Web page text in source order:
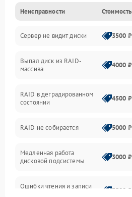
Охлаждение и температура
Материнская плата и процессор
Сеть и коммуникации
Контроллеры и интерфейсы
Виртуализация и сервисы
Неисправности Стоимость
Сервер не видит диски 3500 ₽
Выпал диск из RAID-
массива
4000 ₽
RAID в деградированном
состоянии
4500 ₽
RAID не собирается 5000 ₽
Медленная работа
дисковой подсистемы
3000 ₽
Ошибки чтения и записи
3500 ₽